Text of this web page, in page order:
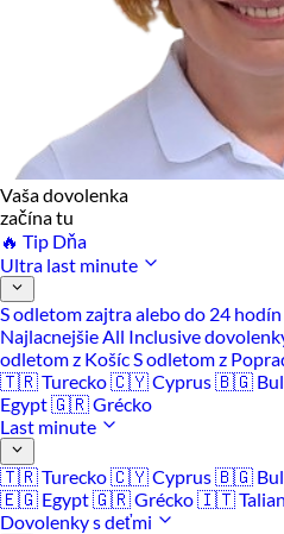
Vaša dovolenka
začína tu
🔥 Tip Dňa
Ultra last minute
S odletom zajtra alebo do 24 hodín
Najlacnejšie All Inclusive
odletom z KošícS odletom z
🇹🇷 Turecko🇨🇾 Cyprus🇧🇬
Egypt🇬🇷 Grécko
Last minute
🇹🇷 Turecko🇨🇾 Cyprus🇧🇬
🇪🇬 Egypt🇬🇷 Grécko🇮🇹
Dovolenky s deťmi
Odmietnuť